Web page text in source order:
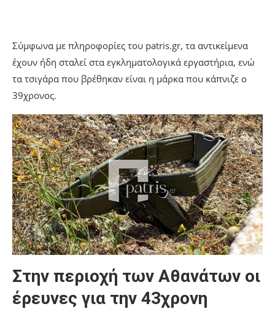
Σύμφωνα με πληροφορίες του patris.gr, τα αντικείμενα
έχουν ήδη σταλεί στα εγκληματολογικά εργαστήρια, ενώ
τα τσιγάρα που βρέθηκαν είναι η μάρκα που κάπνιζε ο
39χρονος.
Στην περιοχή των Αθανάτων οι
έρευνες για την 43χρονη